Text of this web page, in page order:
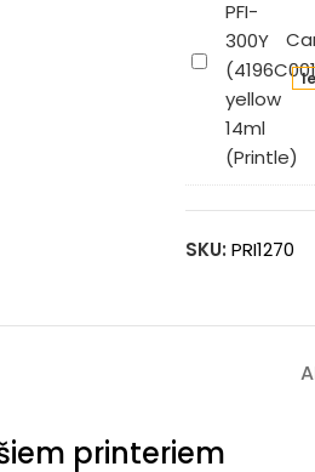
Canon
300Y
(4196C001)
14ml
SKU:PRI1270
printeriem